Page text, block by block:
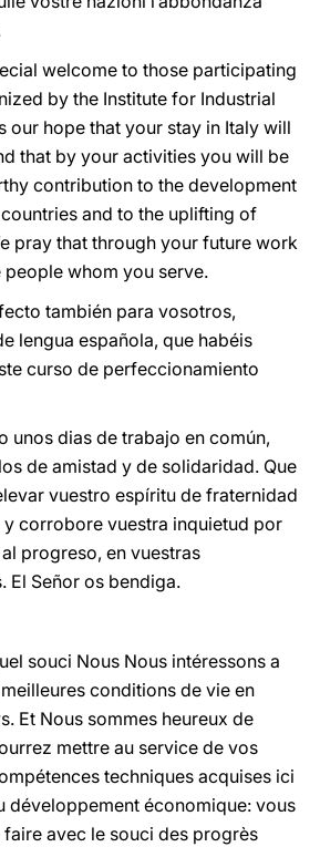
welcome to those participating
by the Institute for Industrial
our hope that your stay in Italy will
that by your activities you will be
contribution to the development
and to the uplifting of
pray that through your future work
people whom you serve.
también para vosotros,
lengua española, que habéis
curso de perfeccionamiento
unos dias de trabajo en común,
de amistad y de solidaridad. Que
vuestro espíritu de fraternidad
y corrobore vuestra inquietud por
progreso, en vuestras
El Señor os bendiga.
souci Nous Nous intéressons a
conditions de vie en
Et Nous sommes heureux de
mettre au service de vos
techniques acquises ici
développement économique: vous
avec le souci des progrès